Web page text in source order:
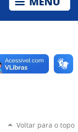
Voltar para o topo